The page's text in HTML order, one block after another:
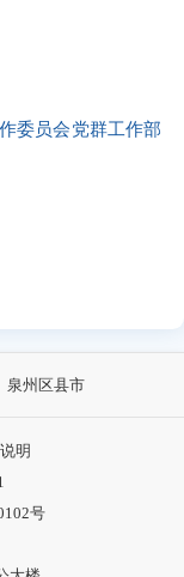
委员会党群工作部
泉州区县市
明
号